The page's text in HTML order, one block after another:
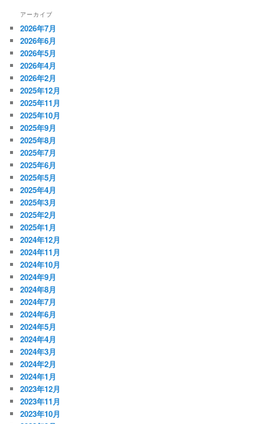
アーカイブ
2026年7月
2026年6月
2026年5月
2026年4月
2026年2月
2025年12月
2025年11月
2025年10月
2025年9月
2025年8月
2025年7月
2025年6月
2025年5月
2025年4月
2025年3月
2025年2月
2025年1月
2024年12月
2024年11月
2024年10月
2024年9月
2024年8月
2024年7月
2024年6月
2024年5月
2024年4月
2024年3月
2024年2月
2024年1月
2023年12月
2023年11月
2023年10月